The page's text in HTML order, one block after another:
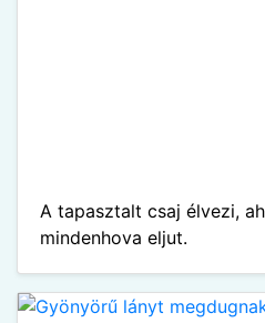
A tapasztalt csaj élvezi,
mindenhova eljut.